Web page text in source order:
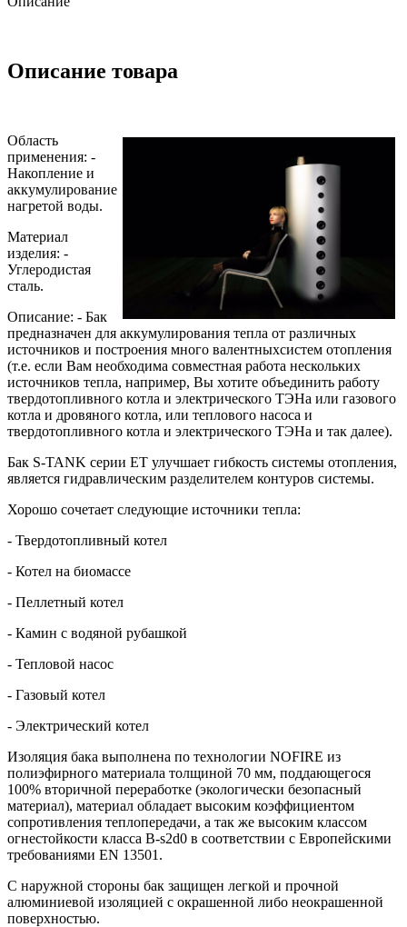
Описание товара
Область
применения: -
Накопление и
аккумулирование
нагретой воды.
Материал
изделия: -
Углеродистая
сталь.
Описание: - Бак
предназначен для аккумулирования тепла от различных
источников и построения много валентныхсистем отопления
(т.е. если Вам необходима совместная работа нескольких
источников тепла, например, Вы хотите объединить работу
твердотопливного котла и электрического ТЭНа или газового
котла и дровяного котла, или теплового насоса и
твердотопливного котла и электрического ТЭНа и так далее).
Бак S-TANK серии ЕТ улучшает гибкость системы отопления,
является гидравлическим разделителем контуров системы.
Хорошо сочетает следующие источники тепла:
- Твердотопливный котел
- Котел на биомассе
- Пеллетный котел
- Камин с водяной рубашкой
- Тепловой насос
- Газовый котел
- Электрический котел
Изоляция бака выполнена по технологии NOFIRE из
полиэфирного материала толщиной 70 мм, поддающегося
100% вторичной переработке (экологически безопасный
материал), материал обладает высоким коэффициентом
сопротивления теплопередачи, а так же высоким классом
огнестойкости класса B-s2d0 в соответствии с Европейскими
требованиями EN 13501.
С наружной стороны бак защищен легкой и прочной
алюминиевой изоляцией с окрашенной либо неокрашенной
поверхностью.